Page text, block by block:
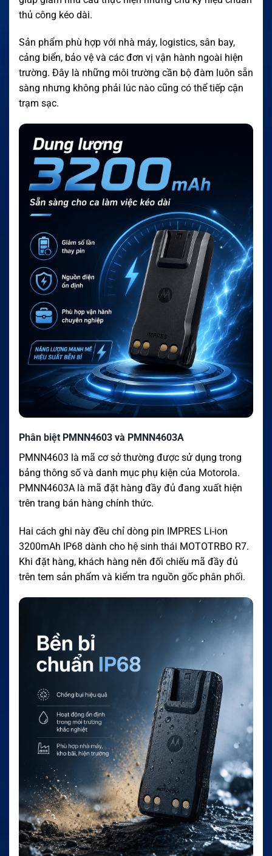
thủ công kéo dài.
Sản phẩm phù hợp với nhà máy, logistics, sân bay,
cảng biển, bảo vệ và các đơn vị vận hành ngoài hiện
trường. Đây là những môi trường cần bộ đàm luôn sẵn
sàng nhưng không phải lúc nào cũng có thể tiếp cận
trạm sạc.
Phân biệt PMNN4603 và PMNN4603A
PMNN4603 là mã cơ sở thường được sử dụng trong
bảng thông số và danh mục phụ kiện của Motorola.
PMNN4603A là mã đặt hàng đầy đủ đang xuất hiện
trên trang bán hàng chính thức.
Hai cách ghi này đều chỉ dòng pin IMPRES Li-ion
3200mAh IP68 dành cho hệ sinh thái MOTOTRBO R7.
Khi đặt hàng, khách hàng nên đối chiếu mã đầy đủ
trên tem sản phẩm và kiểm tra nguồn gốc phân phối.